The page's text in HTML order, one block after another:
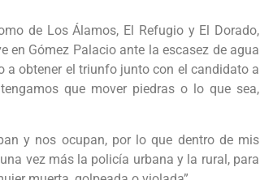
de Los Álamos, El Refugio y El Dorado,
en Gómez Palacio ante la escasez de agua
a obtener el triunfo junto con el candidato a
que mover piedras o lo que sea,
y nos ocupan, por lo que dentro de mis
vez más la policía urbana y la rural, para